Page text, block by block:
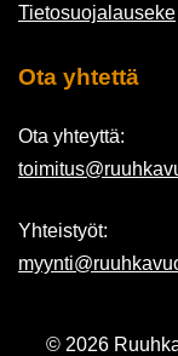
Tietosuojalauseke
Ota yhtettä
Ota yhteyttä:
Yhteistyöt:
© 2026